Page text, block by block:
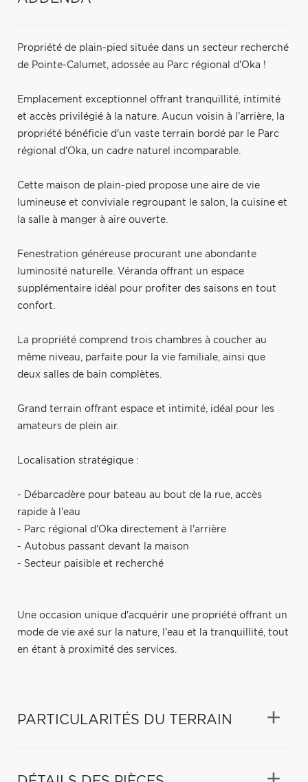
Propriété de plain-pied située dans un secteur recherché
de Pointe-Calumet, adossée au Parc régional d'Oka !
Emplacement exceptionnel offrant tranquillité, intimité
et accès privilégié à la nature. Aucun voisin à l'arrière, la
propriété bénéficie d'un vaste terrain bordé par le Parc
régional d'Oka, un cadre naturel incomparable.
Cette maison de plain-pied propose une aire de vie
lumineuse et conviviale regroupant le salon, la cuisine et
la salle à manger à aire ouverte.
Fenestration généreuse procurant une abondante
luminosité naturelle. Véranda offrant un espace
supplémentaire idéal pour profiter des saisons en tout
confort.
La propriété comprend trois chambres à coucher au
même niveau, parfaite pour la vie familiale, ainsi que
deux salles de bain complètes.
Grand terrain offrant espace et intimité, idéal pour les
amateurs de plein air.
Localisation stratégique :
- Débarcadère pour bateau au bout de la rue, accès
rapide à l'eau
- Parc régional d'Oka directement à l'arrière
- Autobus passant devant la maison
- Secteur paisible et recherché
Une occasion unique d'acquérir une propriété offrant un
mode de vie axé sur la nature, l'eau et la tranquillité, tout
en étant à proximité des services.
PARTICULARITÉS DU TERRAIN